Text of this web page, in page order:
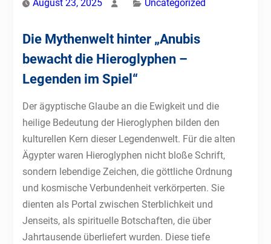
August 23, 2025 Uncategorized
Die Mythenwelt hinter „Anubis
bewacht die Hieroglyphen –
Legenden im Spiel“
Der ägyptische Glaube an die Ewigkeit und die
heilige Bedeutung der Hieroglyphen bilden den
kulturellen Kern dieser Legendenwelt. Für die alten
Ägypter waren Hieroglyphen nicht bloße Schrift,
sondern lebendige Zeichen, die göttliche Ordnung
und kosmische Verbundenheit verkörperten. Sie
dienten als Portal zwischen Sterblichkeit und
Jenseits, als spirituelle Botschaften, die über
Jahrtausende überliefert wurden. Diese tiefe